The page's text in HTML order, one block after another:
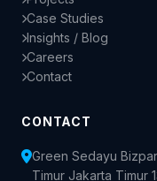
Case Studies
Insights / Blog
Careers
Contact
CONTACT
Green Sedayu
Timur Jakarta Timur